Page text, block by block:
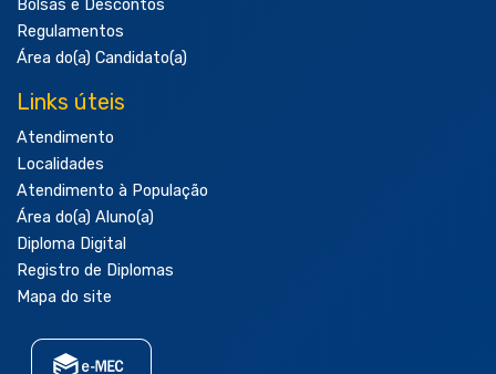
Bolsas e Descontos
Regulamentos
Área do(a) Candidato(a)
Links úteis
Atendimento
Localidades
Atendimento à População
Área do(a) Aluno(a)
Diploma Digital
Registro de Diplomas
Mapa do site